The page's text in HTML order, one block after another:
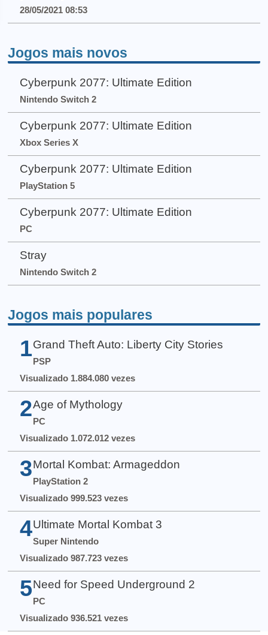
28/05/2021 08:53
Jogos mais novos
Cyberpunk 2077: Ultimate Edition
Nintendo Switch 2
Cyberpunk 2077: Ultimate Edition
Xbox Series X
Cyberpunk 2077: Ultimate Edition
PlayStation 5
Cyberpunk 2077: Ultimate Edition
PC
Stray
Nintendo Switch 2
Jogos mais populares
1 Grand Theft Auto: Liberty City Stories
PSP
Visualizado 1.884.080 vezes
2 Age of Mythology
PC
Visualizado 1.072.012 vezes
3 Mortal Kombat: Armageddon
PlayStation 2
Visualizado 999.523 vezes
4 Ultimate Mortal Kombat 3
Super Nintendo
Visualizado 987.723 vezes
5 Need for Speed Underground 2
PC
Visualizado 936.521 vezes